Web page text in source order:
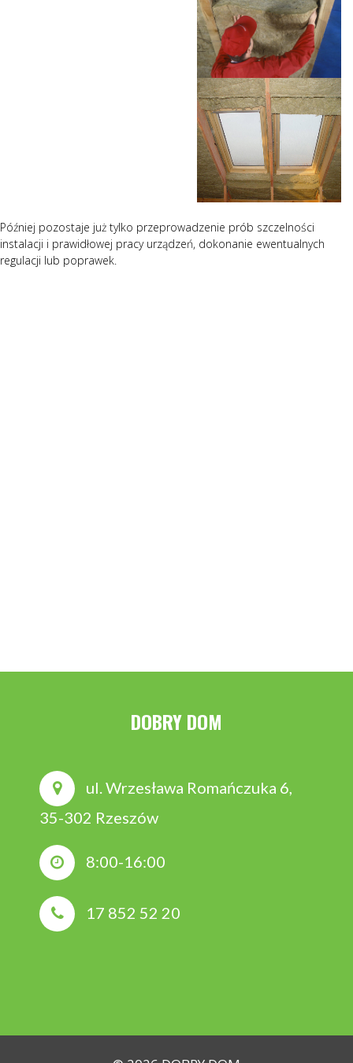
Później pozostaje już tylko przeprowadzenie prób szczelności
instalacji i prawidłowej pracy urządzeń, dokonanie ewentualnych
regulacji lub poprawek.
DOBRY DOM
ul. Wrzesława Romańczuka 6,
35-302 Rzeszów
8:00-16:00
17 852 52 20